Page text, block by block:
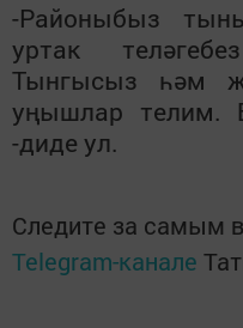
-Районыбыз
уртак
Тынгысыз һәм
уңышлар телим.
-диде ул.
Следите за самым
Telegram-канале